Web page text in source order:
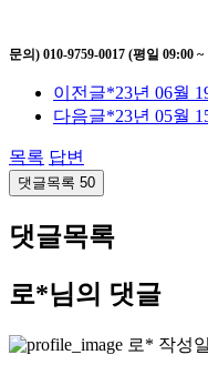
문의) 010-9759-0017 (평일 09:00 ~
이전글*23년 06월
다음글*23년 05월
목록 답변
댓글목록 50
댓글목록
로*님의 댓글
로* 작성일